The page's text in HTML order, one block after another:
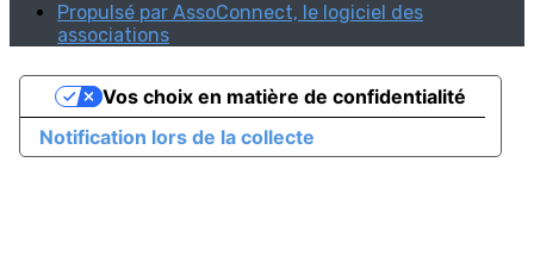
Propulsé par AssoConnect, le logiciel des
associations
Notification lors de la collecte
Vos choix en matière de confidentialité